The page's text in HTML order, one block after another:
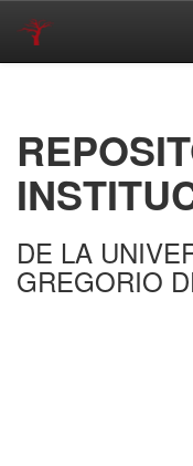
DE LA
GREGORIO